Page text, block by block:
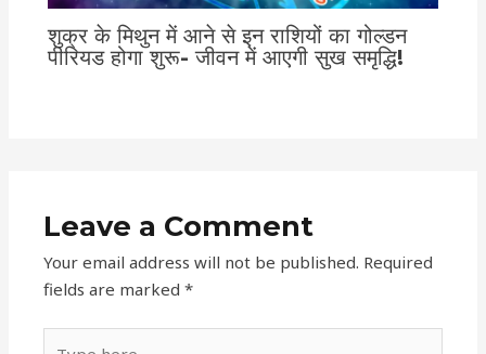
शुक्र के मिथुन में आने से इन राशियों का गोल्डन
पीरियड होगा शुरू- जीवन में आएगी सुख समृद्धि!
Leave a Comment
Your email address will not be published. Required
fields are marked*